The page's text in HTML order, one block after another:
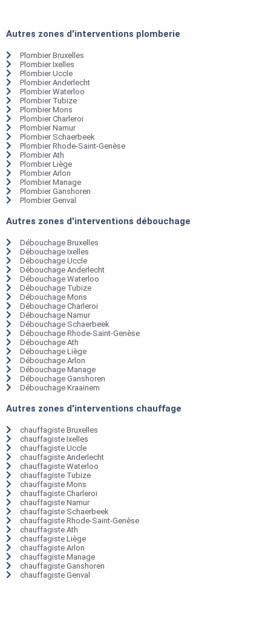
Autres zones d'interventions plomberie
Plombier Bruxelles
Plombier Ixelles
Plombier Uccle
Plombier Anderlecht
Plombier Waterloo
Plombier Tubize
Plombier Mons
Plombier Charleroi
Plombier Namur
Plombier Schaerbeek
Plombier Rhode-Saint-Genèse
Plombier Ath
Plombier Liège
Plombier Arlon
Plombier Manage
Plombier Ganshoren
Plombier Genval
Autres zones d'interventions débouchage
Débouchage Bruxelles
Débouchage Ixelles
Débouchage Uccle
Débouchage Anderlecht
Débouchage Waterloo
Débouchage Tubize
Débouchage Mons
Débouchage Charleroi
Débouchage Namur
Débouchage Schaerbeek
Débouchage Rhode-Saint-Genèse
Débouchage Ath
Débouchage Liège
Débouchage Arlon
Débouchage Manage
Débouchage Ganshoren
Débouchage Kraainem
Autres zones d'interventions chauffage
chauffagiste Bruxelles
chauffagiste Ixelles
chauffagiste Uccle
chauffagiste Anderlecht
chauffagiste Waterloo
chauffagiste Tubize
chauffagiste Mons
chauffagiste Charleroi
chauffagiste Namur
chauffagiste Schaerbeek
chauffagiste Rhode-Saint-Genèse
chauffagiste Ath
chauffagiste Liège
chauffagiste Arlon
chauffagiste Manage
chauffagiste Ganshoren
chauffagiste Genval